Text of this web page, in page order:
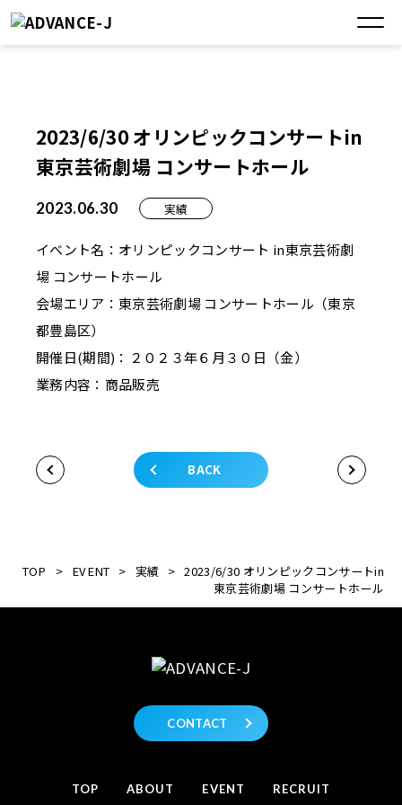
2023/6/30 オリンピックコンサートin
東京芸術劇場 コンサートホール
2023.06.30 実績
イベント名：オリンピックコンサート in東京芸術劇
場 コンサートホール
会場エリア：東京芸術劇場 コンサートホール（東京
都豊島区）
開催日(期間)：２０２３年６月３０日（金）
業務内容：商品販売
BACK
TOP > EVENT > 実績 > 2023/6/30 オリンピックコンサートin
東京芸術劇場 コンサートホール
CONTACT
TOP ABOUT EVENT RECRUIT